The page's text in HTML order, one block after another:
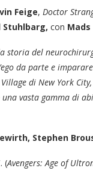
Feige, Doctor
Stuhlbarg, con
storia del
da parte e
di New York
vasta gamma di
Stephen
(Avengers: Age of